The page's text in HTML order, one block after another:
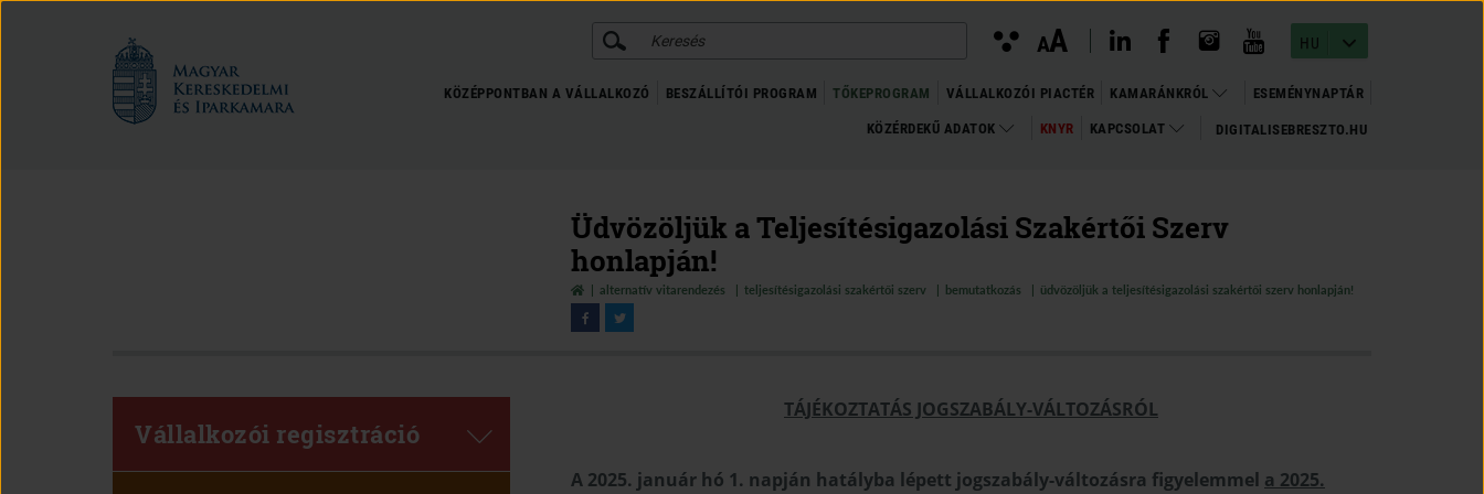
Magyar
Kereskedelmi
és
Iparkamara
KERESÉS Kontraszt
nézet
Betűméret
AA linkedin megnyitása
(open in new window)facebook megnyitása
(open in new window)instagram megnyitása
(open in new window)youtube megnyitása
(open in new window)
HU
KÖZÉPPONTBAN A VÁLLALKOZÓ BESZÁLLÍTÓI PROGRAM TŐKEPROGRAM VÁLLALKOZÓI PIACTÉR KAMARÁNKRÓL ESEMÉNYNAPTÁR
KÖZÉRDEKŰ ADATOK
KNYR
KAPCSOLAT
DIGITALISEBRESZTO.HU
Üdvözöljük a Teljesítésigazolási Szakértői Szerv
honlapján!
alternatív vitarendezés teljesítésigazolási szakértői szerv bemutatkozás üdvözöljük a teljesítésigazolási szakértői szerv honlapján!
Vállalkozói regisztráció
TÁJÉKOZTATÁS JOGSZABÁLY-VÁLTOZÁSRÓL
A 2025. január hó 1. napján hatályba lépett jogszabály-változásra figyelemmel a 2025.